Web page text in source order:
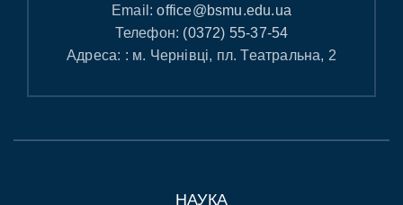
Email:office@bsmu.edu.ua
Телефон: (0372) 55-37-54
Адреса: : м. Чернівці, пл. Театральна, 2
НАУКА